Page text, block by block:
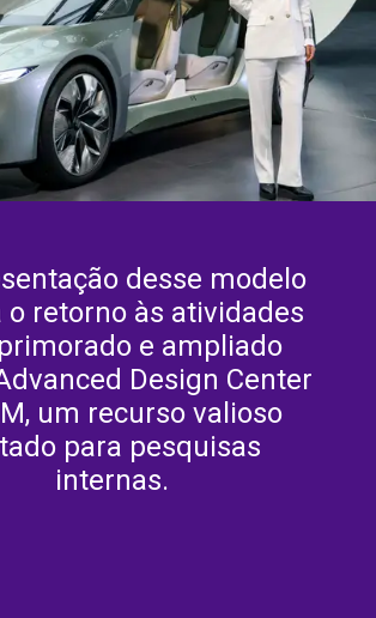
desse modelo
o retorno às atividades
e ampliado
Design Center
um recurso valioso
para pesquisas
internas.